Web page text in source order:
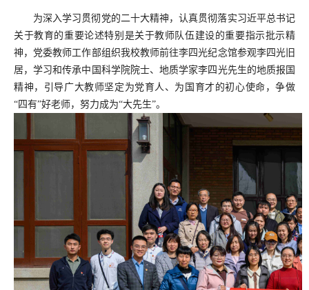
为深入学习贯彻党的二十大精神，认真贯彻落实习近平总书记
关于教育的重要论述特别是关于教师队伍建设的重要指示批示精
神，党委教师工作部组织我校教师前往李四光纪念馆参观李四光旧
居，学习和传承中国科学院院士、地质学家李四光先生的地质报国
精神，引导广大教师坚定为党育人、为国育才的初心使命，争做
“四有”好老师，努力成为“大先生”。